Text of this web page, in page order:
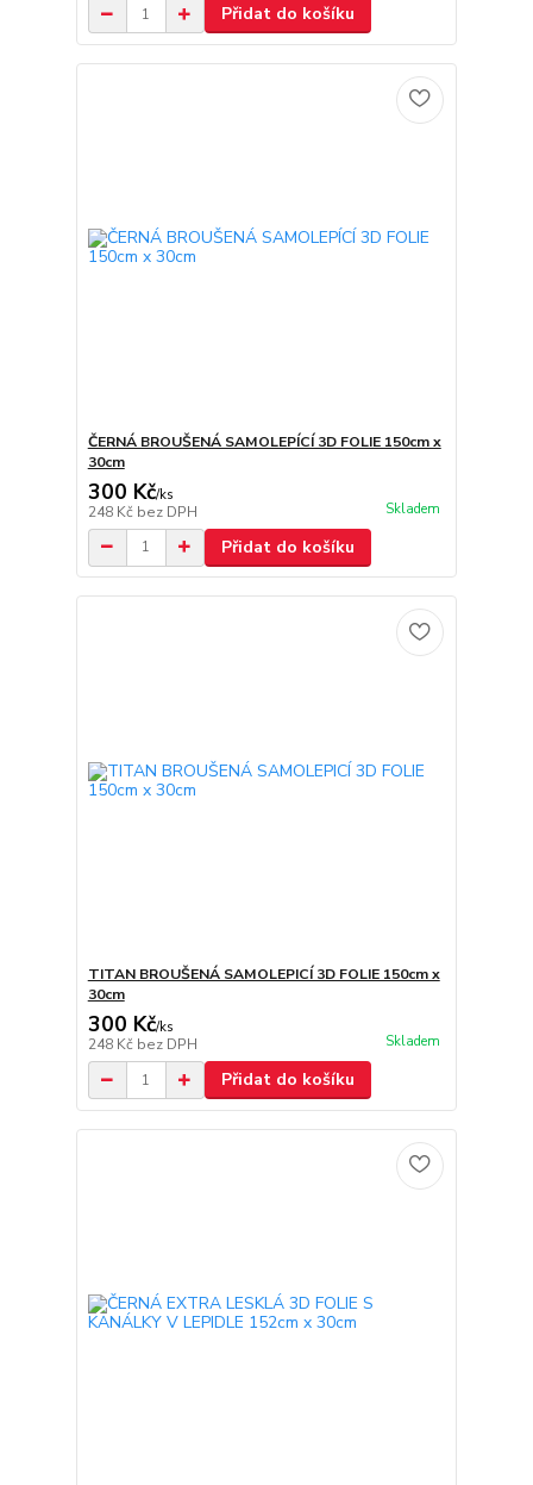
Přidat do košíku
ČERNÁ BROUŠENÁ SAMOLEPÍCÍ 3D FOLIE 150cm x
30cm
300 Kč/ks
248 Kč bez DPH Skladem
Přidat do košíku
TITAN BROUŠENÁ SAMOLEPICÍ 3D FOLIE 150cm x
30cm
300 Kč/ks
248 Kč bez DPH Skladem
Přidat do košíku